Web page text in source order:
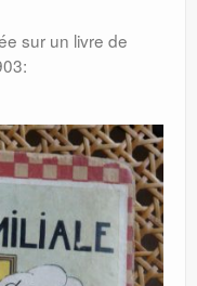
sur un livre de